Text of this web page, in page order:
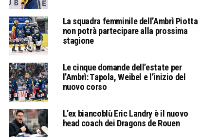
La squadra femminile dell’Ambrì Piotta
non potrà partecipare alla prossima
stagione
Le cinque domande dell’estate per
l’Ambrì: Tapola, Weibel e l’inizio del
nuovo corso
L’ex biancoblù Eric Landry è il nuovo
head coach dei Dragons de Rouen